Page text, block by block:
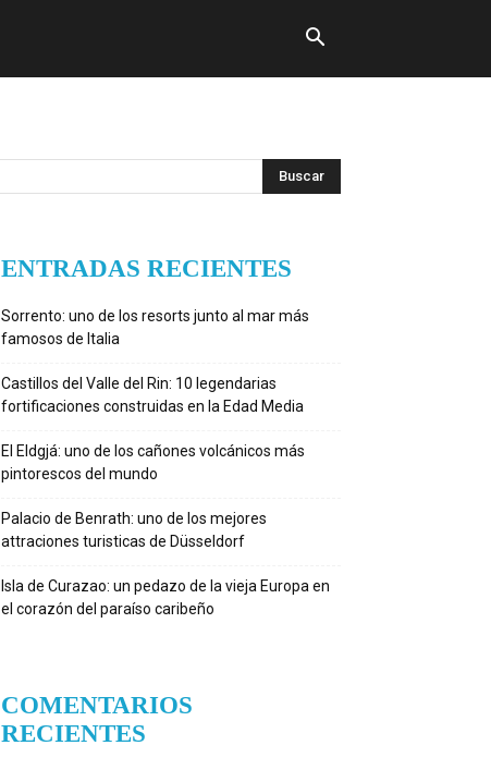
ENTRADAS RECIENTES
Sorrento: uno de los resorts junto al mar más
famosos de Italia
Castillos del Valle del Rin: 10 legendarias
fortificaciones construidas en la Edad Media
El Eldgjá: uno de los cañones volcánicos más
pintorescos del mundo
Palacio de Benrath: uno de los mejores
attraciones turisticas de Düsseldorf
Isla de Curazao: un pedazo de la vieja Europa en
el corazón del paraíso caribeño
COMENTARIOS
RECIENTES